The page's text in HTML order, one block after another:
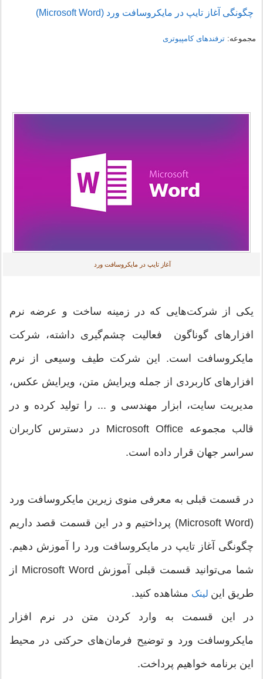
چگونگی آغاز تایپ در مایکروسافت ورد (Microsoft Word)
مجموعه:ترفندهای کامپیوتری
آغاز تایپ در مایکروسافت ورد
یکی از شرکت‌هایی که در زمینه ساخت و عرضه نرم
افزارهای گوناگون فعالیت چشم‌گیری داشته، شرکت
مایکروسافت است. این شرکت طیف وسیعی از نرم
افزار‌های کاربردی از جمله ویرایش متن، ویرایش عکس،
مدیریت سایت، ابزار مهندسی و ... را تولید کرده و در
قالب مجموعه Microsoft Office در دسترس کاربران
سراسر جهان قرار داده است.
در قسمت قبلی به معرفی منوی زیرین مایکروسافت ورد
(Microsoft Word) پرداختیم و در این قسمت قصد داریم
چگونگی آغاز تایپ در مایکروسافت ورد را آموزش دهیم.
شما می‌توانید قسمت قبلی آموزش Microsoft Word از
طریق این لینک مشاهده کنید.
در این قسمت به وارد کردن متن در نرم افزار
مایکروسافت ورد و توضیح فرمان‌های حرکتی در محیط
این برنامه خواهیم پرداخت.